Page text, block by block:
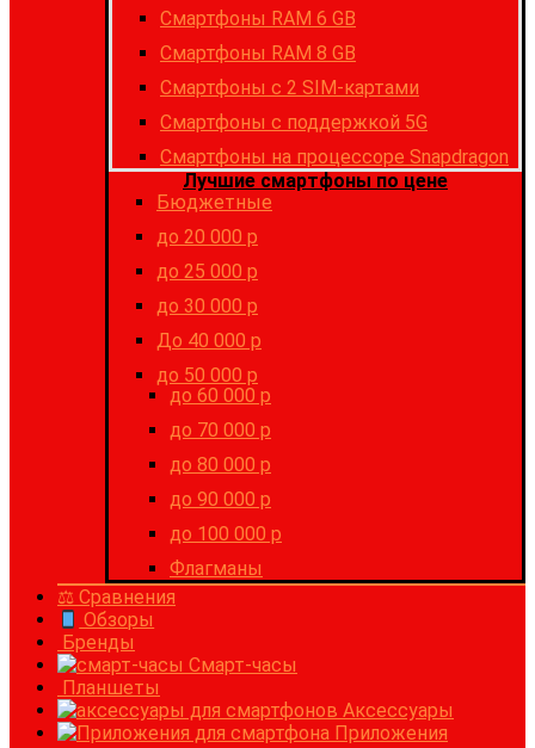
Смартфоны RAM 6 GB
Смартфоны RAM 8 GB
Cмартфоны с 2 SIM-картами
Cмартфоны с поддержкой 5G
Смартфоны на процессоре Snapdragon
Лучшие смартфоны по цене
Бюджетные
до 20 000 р
до 25 000 р
до 30 000 р
До 40 000 р
до 50 000 р
до 60 000 р
до 70 000 р
до 80 000 р
до 90 000 р
до 100 000 р
Флагманы
⚖ Сравнения
Обзоры
Бренды
Смарт-часы
Планшеты
Аксессуары
Приложения